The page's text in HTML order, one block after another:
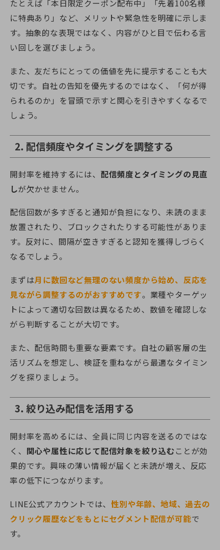
たとえば「本日限定クーポン配布中」「先着100名様
に特典あり」など、メリットや緊急性を明確に示しま
す。抽象的な表現ではなく、内容がひと目で伝わる言
い回しを選びましょう。
また、友だちにとっての価値を先に提示することも大
切です。自社の告知を優先するのではなく、「何が得
られるのか」を冒頭で示すと関心を引きやすくなるで
しょう。
2. 配信頻度やタイミングを調整する
開封率を維持するには、 配信頻度とタイミングの見直
しが欠かせません。
配信回数が多すぎると通知が負担になり、未読のまま
放置されたり、ブロックされたりする可能性がありま
す。反対に、間隔が空きすぎると認知を獲得しづらく
なるでしょう。
まずは月に数回など無理のない頻度から始め、反応を
見ながら調整するのがおすすめです。業種やターゲッ
トによって適切な回数は異なるため、数値を確認しな
がら判断することが大切です。
また、配信時間も重要な要素です。自社の顧客層の生
活リズムを想定し、検証を重ねながら最適なタイミン
グを探りましょう。
3. 絞り込み配信を活用する
開封率を高めるには、全員に同じ内容を送るのではな
く、 関心や属性に応じて配信対象を絞り込むことが効
果的です。興味の薄い情報が届くと未読が増え、反応
率の低下につながります。
LINE公式アカウントでは、性別や年齢、地域、過去の
クリック履歴などをもとにセグメント配信が可能で
す。